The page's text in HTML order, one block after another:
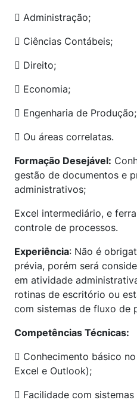
 Administração;
 Ciências Contábeis;
 Direito;
 Economia;
 Engenharia de Produção;
 Ou áreas correlatas.
Formação Desejável:
gestão de documentos e
administrativos;
Excel intermediário, e
controle de processos.
Experiência: Não é
prévia, porém será
em atividade
rotinas de escritório ou
com sistemas de fluxo de
Competências Técnicas:
 Conhecimento básico
Excel e Outlook);
 Facilidade com